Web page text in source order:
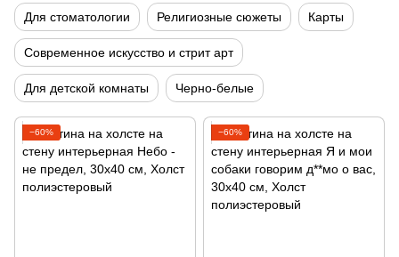
Для стоматологии Религиозные сюжеты Карты
Современное искусство и стрит арт
Для детской комнаты Черно-белые
−60% −60%